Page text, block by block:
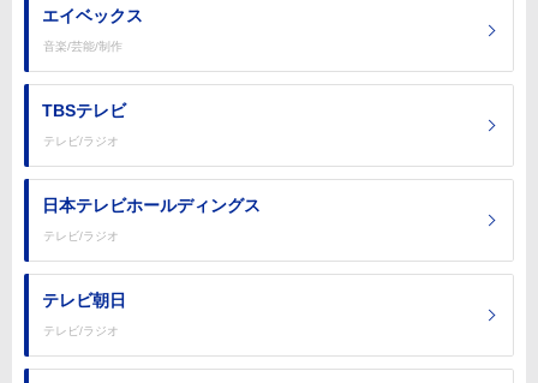
エイベックス
音楽/芸能/制作
TBSテレビ
テレビ/ラジオ
日本テレビホールディングス
テレビ/ラジオ
テレビ朝日
テレビ/ラジオ